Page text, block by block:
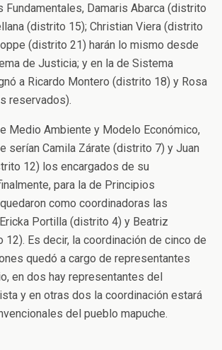
Fundamentales, Damaris Abarca (distrito
(distrito 15); Christian Viera (distrito
(distrito 21) harán lo mismo desde
de Justicia; y en la de Sistema
a Ricardo Montero (distrito 18) y Rosa
reservados).
Medio Ambiente y Modelo Económico,
serían Camila Zárate (distrito 7) y Juan
12) los encargados de su
para la de Principios
como coordinadoras las
Portilla (distrito 4) y Beatriz
12). Es decir, la coordinación de cinco de
quedó a cargo de representantes
en dos hay representantes del
y en otras dos la coordinación estará
del pueblo mapuche.